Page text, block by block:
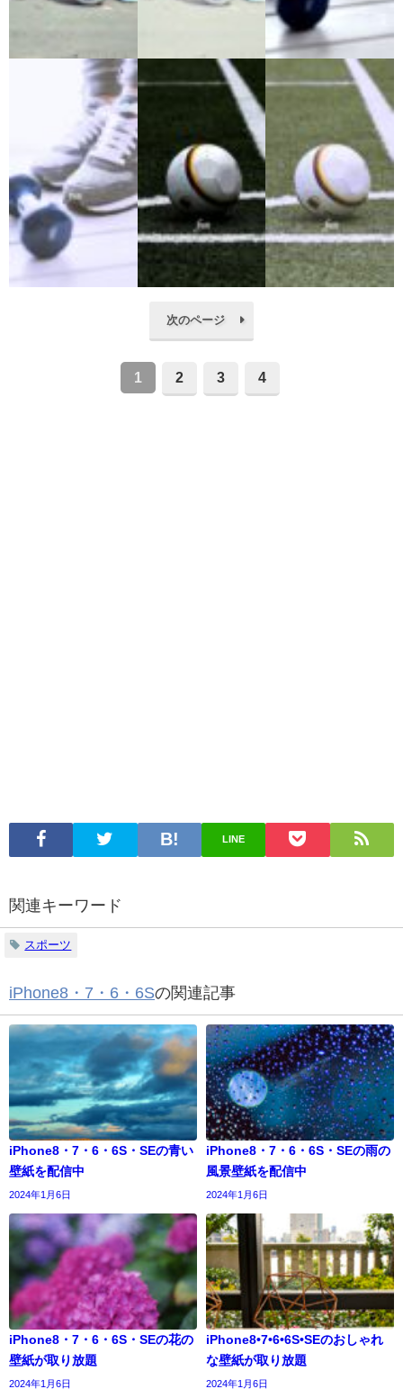
次のページ
1 2 3 4
LINE
関連キーワード
スポーツ
iPhone8・7・6・6Sの関連記事
iPhone8・7・6・6S・SEの青い
壁紙を配信中
2024年1月6日
iPhone8・7・6・6S・SEの雨の
風景壁紙を配信中
2024年1月6日
iPhone8・7・6・6S・SEの花の
壁紙が取り放題
2024年1月6日
iPhone8•7•6•6S•SEのおしゃれ
な壁紙が取り放題
2024年1月6日